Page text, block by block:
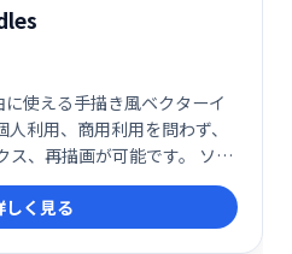
使える手描き風ベクターイ
利用、商用利用を問わず、
ス、再描画が可能です。 ソー
ドに加え、ジェネレーターで
もできます。多様なデザイ
に高品質なイラストを使用で
しく見る